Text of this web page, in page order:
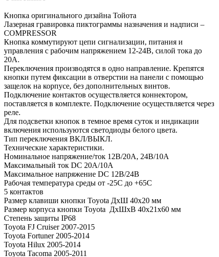
Кнопка оригинального дизайна Тойота
Лазерная гравировка пиктограммы назначения и надписи –
COMPRESSOR
Кнопка коммутируют цепи сигнализации, питания и
управления с рабочим напряжением 12-24В, силой тока до
20А.
Переключения производятся в одно направление. Крепятся
кнопки путем фиксации в отверстии на панели с помощью
защелок на корпусе, без дополнительных винтов.
Подключение контактов осуществляется коннектором,
поставляется в комплекте. Подключение осуществляется через
реле.
Для подсветки кнопок в темное время суток и индикации
включения используются светодиоды белого цвета.
Тип переключения ВКЛ/ВЫКЛ.
Технические характеристики.
Номинальное напряжение/ток 12В/20А, 24В/10А
Максимальный ток DC 20А/10А
Максимальное напряжение DC 12В/24В
Рабочая температура среды от -25С до +65С
5 контактов
Размер клавиши кнопки Toyota ДхШ 40х20 мм
Размер корпуса кнопки Toyota ДхШхВ 40х21х60 мм
Степень защиты IP68
Toyota FJ Cruiser 2007-2015
Toyota Fortuner 2005-2014
Toyota Hilux 2005-2014
Toyota Tacoma 2005-2011